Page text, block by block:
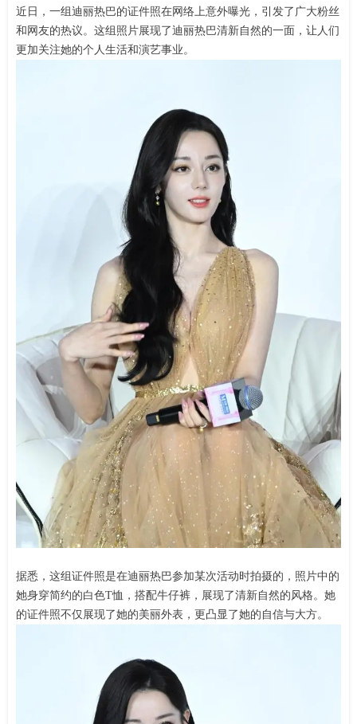
近日，一组迪丽热巴的证件照在网络上意外曝光，引发了广大粉丝
和网友的热议。这组照片展现了迪丽热巴清新自然的一面，让人们
更加关注她的个人生活和演艺事业。
据悉，这组证件照是在迪丽热巴参加某次活动时拍摄的，照片中的
她身穿简约的白色T恤，搭配牛仔裤，展现了清新自然的风格。她
的证件照不仅展现了她的美丽外表，更凸显了她的自信与大方。